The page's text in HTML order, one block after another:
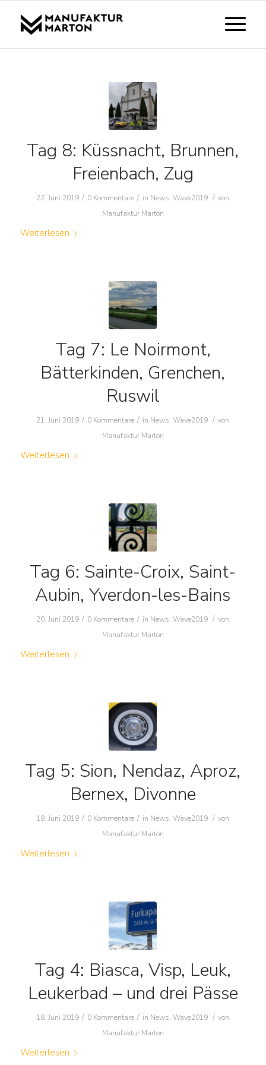
Tag 8: Küssnacht, Brunnen,
Freienbach, Zug
22. Juni 2019 / 0 Kommentare / in News,Wave2019 / von
Manufaktur Marton
Weiterlesen
Tag 7: Le Noirmont,
Bätterkinden, Grenchen,
Ruswil
21. Juni 2019 / 0 Kommentare / in News,Wave2019 / von
Manufaktur Marton
Weiterlesen
Tag 6: Sainte-Croix, Saint-
Aubin, Yverdon-les-Bains
20. Juni 2019 / 0 Kommentare / in News,Wave2019 / von
Manufaktur Marton
Weiterlesen
Tag 5: Sion, Nendaz, Aproz,
Bernex, Divonne
19. Juni 2019 / 0 Kommentare / in News,Wave2019 / von
Manufaktur Marton
Weiterlesen
Tag 4: Biasca, Visp, Leuk,
Leukerbad – und drei Pässe
18. Juni 2019 / 0 Kommentare / in News,Wave2019 / von
Manufaktur Marton
Weiterlesen